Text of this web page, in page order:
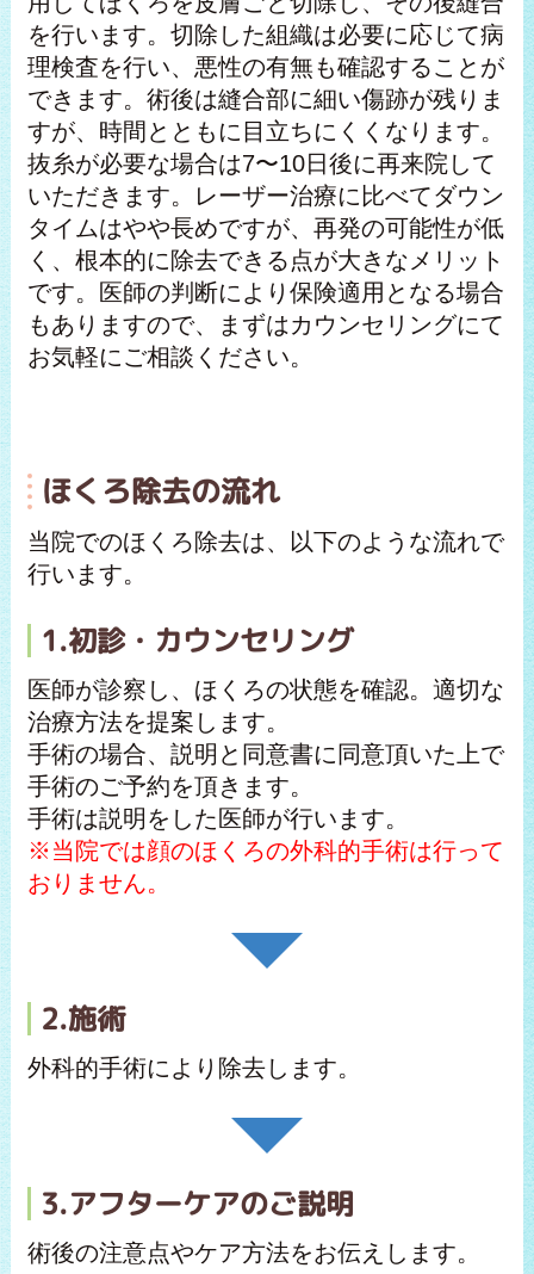
を行います。切除した組織は必要に応じて病
理検査を行い、悪性の有無も確認することが
できます。術後は縫合部に細い傷跡が残りま
すが、時間とともに目立ちにくくなります。
抜糸が必要な場合は7〜10日後に再来院して
いただきます。レーザー治療に比べてダウン
タイムはやや長めですが、再発の可能性が低
く、根本的に除去できる点が大きなメリット
です。医師の判断により保険適用となる場合
もありますので、まずはカウンセリングにて
お気軽にご相談ください。
ほくろ除去の流れ
当院でのほくろ除去は、以下のような流れで
行います。
1.初診・カウンセリング
医師が診察し、ほくろの状態を確認。適切な
治療方法を提案します。
手術の場合、説明と同意書に同意頂いた上で
手術のご予約を頂きます。
手術は説明をした医師が行います。
※当院では顔のほくろの外科的手術は行って
おりません。
2.施術
外科的手術により除去します。
3.アフターケアのご説明
術後の注意点やケア方法をお伝えします。